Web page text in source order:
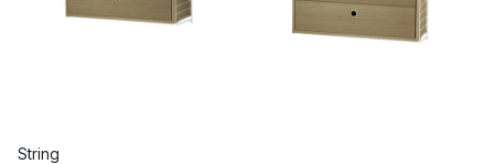
String